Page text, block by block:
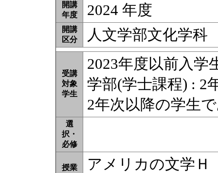
開講
年度
2024 年度
開講
区分
人文学部文化学科
受講
対象
学生
2023年度以前入学
学部(学士課程) : 2
2年次以降の学生
選
択・
必修
授業
アメリカの文学Ｈ